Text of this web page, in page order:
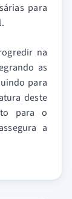
para
na
as
para
deste
para o
a